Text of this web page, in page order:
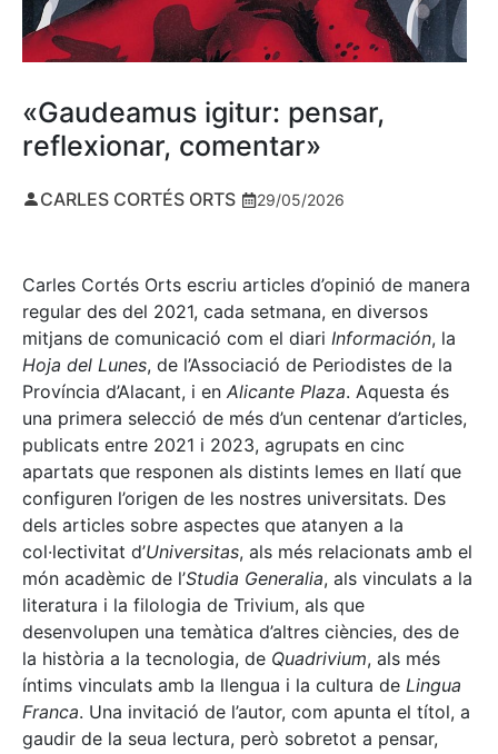
«Gaudeamus igitur: pensar,
reflexionar, comentar»
CARLES CORTÉS ORTS 29/05/2026
Carles Cortés Orts escriu articles d’opinió de manera
regular des del 2021, cada setmana, en diversos
mitjans de comunicació com el diari Información, la
Hoja del Lunes, de l’Associació de Periodistes de la
Província d’Alacant, i en Alicante Plaza. Aquesta és
una primera selecció de més d’un centenar d’articles,
publicats entre 2021 i 2023, agrupats en cinc
apartats que responen als distints lemes en llatí que
configuren l’origen de les nostres universitats. Des
dels articles sobre aspectes que atanyen a la
col·lectivitat d’Universitas, als més relacionats amb el
món acadèmic de l’Studia Generalia, als vinculats a la
literatura i la filologia de Trivium, als que
desenvolupen una temàtica d’altres ciències, des de
la història a la tecnologia, de Quadrivium, als més
íntims vinculats amb la llengua i la cultura de Lingua
Franca. Una invitació de l’autor, com apunta el títol, a
gaudir de la seua lectura, però sobretot a pensar,